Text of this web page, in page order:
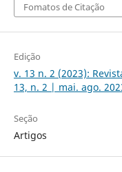
Fomatos de Citação
Edição
v. 13 n. 2 (2023):
13, n. 2 | mai. ago.
Seção
Artigos